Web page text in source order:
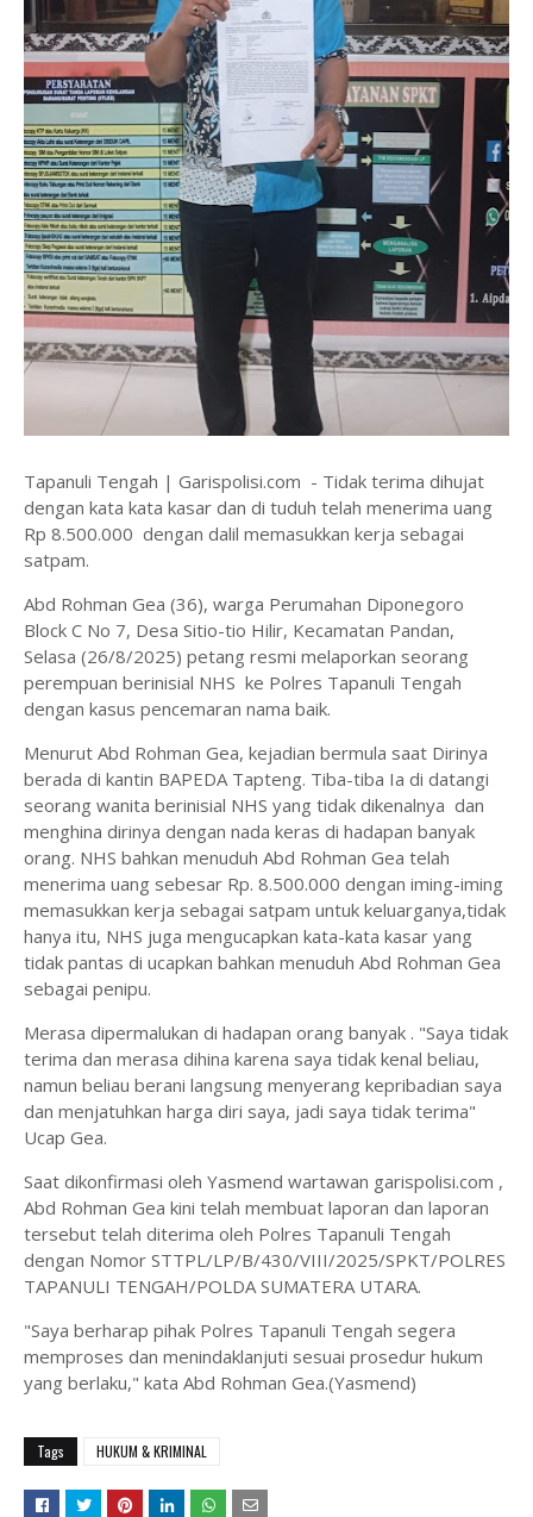
Tapanuli Tengah | Garispolisi.com - Tidak terima dihujat
dengan kata kata kasar dan di tuduh telah menerima uang
Rp 8.500.000 dengan dalil memasukkan kerja sebagai
satpam.
Abd Rohman Gea (36), warga Perumahan Diponegoro
Block C No 7, Desa Sitio-tio Hilir, Kecamatan Pandan,
Selasa (26/8/2025) petang resmi melaporkan seorang
perempuan berinisial NHS ke Polres Tapanuli Tengah
dengan kasus pencemaran nama baik.
Menurut Abd Rohman Gea, kejadian bermula saat Dirinya
berada di kantin BAPEDA Tapteng. Tiba-tiba Ia di datangi
seorang wanita berinisial NHS yang tidak dikenalnya dan
menghina dirinya dengan nada keras di hadapan banyak
orang. NHS bahkan menuduh Abd Rohman Gea telah
menerima uang sebesar Rp. 8.500.000 dengan iming-iming
memasukkan kerja sebagai satpam untuk keluarganya,tidak
hanya itu, NHS juga mengucapkan kata-kata kasar yang
tidak pantas di ucapkan bahkan menuduh Abd Rohman Gea
sebagai penipu.
Merasa dipermalukan di hadapan orang banyak . "Saya tidak
terima dan merasa dihina karena saya tidak kenal beliau,
namun beliau berani langsung menyerang kepribadian saya
dan menjatuhkan harga diri saya, jadi saya tidak terima"
Ucap Gea.
Saat dikonfirmasi oleh Yasmend wartawan garispolisi.com ,
Abd Rohman Gea kini telah membuat laporan dan laporan
tersebut telah diterima oleh Polres Tapanuli Tengah
dengan Nomor STTPL/LP/B/430/VIII/2025/SPKT/POLRES
TAPANULI TENGAH/POLDA SUMATERA UTARA.
"Saya berharap pihak Polres Tapanuli Tengah segera
memproses dan menindaklanjuti sesuai prosedur hukum
yang berlaku," kata Abd Rohman Gea.(Yasmend)
Tags HUKUM & KRIMINAL